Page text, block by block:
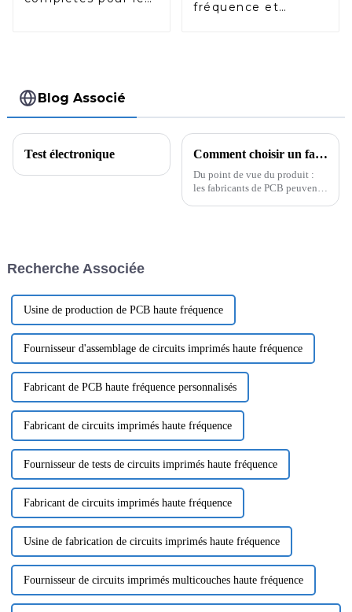
fréquence et
Blog Associé
Test électronique Comment choisir un fabricant de PCB
Du point de vue du produit :
les fabricants de PCB peuvent
Recherche Associée
Usine de production de PCB haute fréquence
Fournisseur d'assemblage de circuits imprimés haute fréquence
Fabricant de PCB haute fréquence personnalisés
Fabricant de circuits imprimés haute fréquence
Fournisseur de tests de circuits imprimés haute fréquence
Fabricant de circuits imprimés haute fréquence
Usine de fabrication de circuits imprimés haute fréquence
Fournisseur de circuits imprimés multicouches haute fréquence